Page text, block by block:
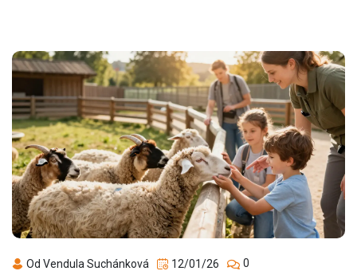
Od Vendula Suchánková 12/01/26 0